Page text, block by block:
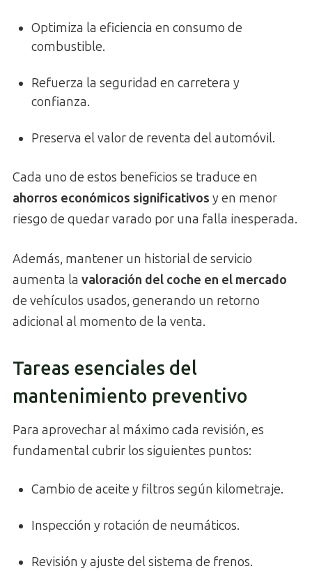
Optimiza la eficiencia en consumo de
combustible.
Refuerza la seguridad en carretera y
confianza.
Preserva el valor de reventa del automóvil.
Cada uno de estos beneficios se traduce en
ahorros económicos significativos y en menor
riesgo de quedar varado por una falla inesperada.
Además, mantener un historial de servicio
aumenta la valoración del coche en el mercado
de vehículos usados, generando un retorno
adicional al momento de la venta.
Tareas esenciales del
mantenimiento preventivo
Para aprovechar al máximo cada revisión, es
fundamental cubrir los siguientes puntos:
Cambio de aceite y filtros según kilometraje.
Inspección y rotación de neumáticos.
Revisión y ajuste del sistema de frenos.